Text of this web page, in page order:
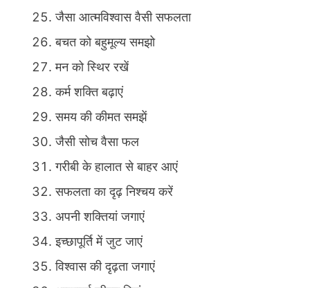
जैसा आत्मविश्वास वैसी सफलता
बचत को बहुमूल्य समझो
मन को स्थिर रखें
कर्म शक्ति बढ़ाएं
समय की कीमत समझें
जैसी सोच वैसा फल
गरीबी के हालात से बाहर आएं
सफलता का दृढ़ निश्चय करें
अपनी शक्तियां जगाएं
इच्छापूर्ति में जुट जाएं
विश्वास की दृढ़ता जगाएं